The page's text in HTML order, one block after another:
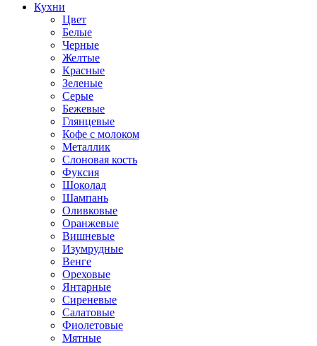
Кухни
Цвет
Белые
Черные
Желтые
Красные
Зеленые
Серые
Бежевые
Глянцевые
Кофе с молоком
Металлик
Слоновая кость
Фуксия
Шоколад
Шампань
Оливковые
Оранжевые
Вишневые
Изумрудные
Венге
Ореховые
Янтарные
Сиреневые
Салатовые
Фиолетовые
Мятные